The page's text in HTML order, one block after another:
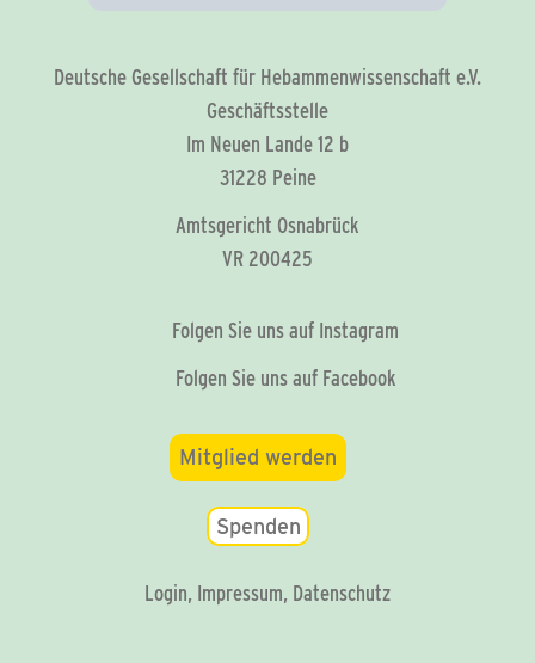
Deutsche Gesellschaft für Hebammenwissenschaft e.V.
Geschäftsstelle
Im Neuen Lande 12 b
31228 Peine
Amtsgericht Osnabrück
VR 200425
Folgen Sie uns auf Instagram
Folgen Sie uns auf Facebook
Mitglied werden
Spenden
Login, Impressum, Datenschutz